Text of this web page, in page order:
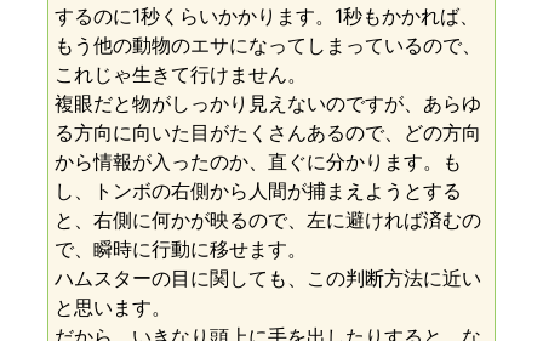
するのに1秒くらいかかります。1秒もかかれば、
もう他の動物のエサになってしまっているので、
これじゃ生きて行けません。
複眼だと物がしっかり見えないのですが、あらゆ
る方向に向いた目がたくさんあるので、どの方向
から情報が入ったのか、直ぐに分かります。も
し、トンボの右側から人間が捕まえようとする
と、右側に何かが映るので、左に避ければ済むの
で、瞬時に行動に移せます。
ハムスターの目に関しても、この判断方法に近い
と思います。
だから、いきなり頭上に手を出したりすると、な